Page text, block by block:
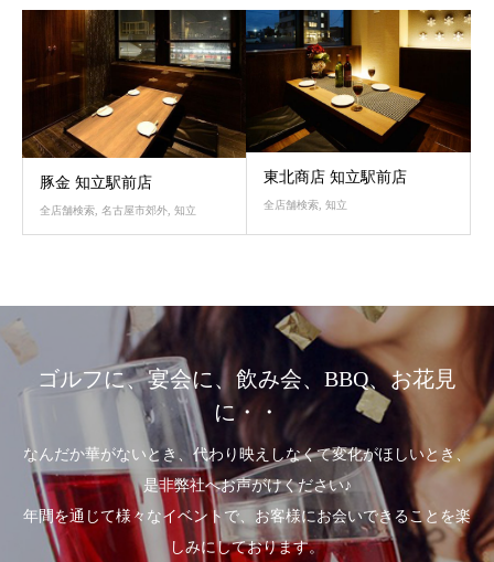
豚金 知立駅前店
全店舗検索 名古屋市郊外 知立
東北商店 知立駅前店
全店舗検索, 知立
ゴルフに、宴会に、飲み会、BBQ、お花見
に・・
なんだか華がないとき、代わり映えしなくて変化がほしいとき、
是非弊社へお声がけください♪
年間を通じて様々なイベントで、お客様にお会いできることを楽
しみにしております。